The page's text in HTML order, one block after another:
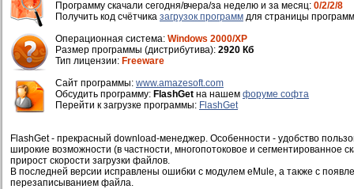
Программу скачали сегодня/вчера/за неделю и за месяц: 0/2/2/8
Получить код счётчика загрузок программ для страницы
Операционная система: Windows 2000/XP
Размер программы (дистрибутива): 2920 Кб
Тип лицензии: Freeware
Cайт программы: www.amazesoft.com
Обсудить программу: FlashGet на нашем форуме софта
Перейти к загрузке программы: FlashGet
FlashGet - прекрасный download-менеджер. Особенности - удобство
широкие возможности (в частности, многопотоковое и сегментированное
прирост скорости загрузки файлов.
В последней версии исправлены ошибки с модулем eMule, а также с
перезаписыванием файла.